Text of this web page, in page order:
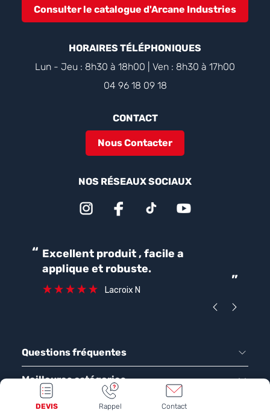
Consulter le catalogue d'Arcane Industries
HORAIRES TÉLÉPHONIQUES
Lun - Jeu : 8h30 à 18h00 | Ven : 8h30 à 17h00
04 96 18 09 18
CONTACT
Nous Contacter
NOS RÉSEAUX SOCIAUX
“
”
Excellent produit , facile a
applique et robuste.
Lacroix N
Questions fréquentes
Meilleures catégories
Top produits
DEVIS Rappel Contact